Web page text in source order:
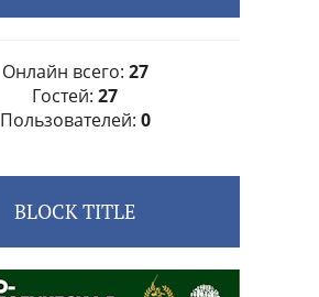
Онлайн всего: 27
Гостей: 27
Пользователей: 0
BLOCK TITLE